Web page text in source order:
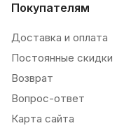
Покупателям
Доставка и оплата
Постоянные скидки
Возврат
Вопрос-ответ
Карта сайта